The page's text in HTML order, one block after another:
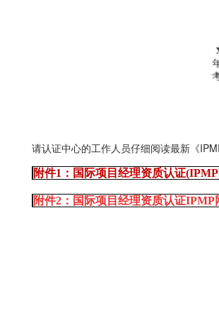
请认证中心的工作人员仔细阅读最新《
附件1：国际项目经理资质认证
附件2：国际项目经理资质认证